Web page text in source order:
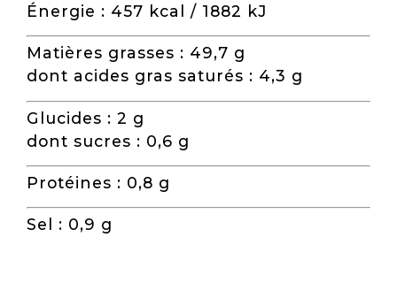
Énergie : 457 kcal / 1882 kJ
Matières grasses : 49,7 g
dont acides gras saturés : 4,3 g
Glucides : 2 g
dont sucres : 0,6 g
Protéines : 0,8 g
Sel : 0,9 g